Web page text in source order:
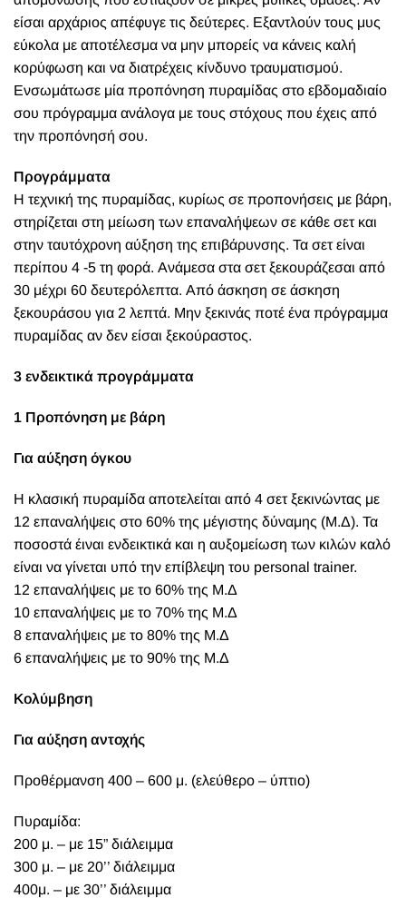
είσαι αρχάριος απέφυγε τις δεύτερες. Εξαντλούν τους μυς
εύκολα με αποτέλεσμα να μην μπορείς να κάνεις καλή
κορύφωση και να διατρέχεις κίνδυνο τραυματισμού.
Ενσωμάτωσε μία προπόνηση πυραμίδας στο εβδομαδιαίο
σου πρόγραμμα ανάλογα με τους στόχους που έχεις από
την προπόνησή σου.
Προγράμματα
Η τεχνική της πυραμίδας, κυρίως σε προπονήσεις με βάρη,
στηρίζεται στη μείωση των επαναλήψεων σε κάθε σετ και
στην ταυτόχρονη αύξηση της επιβάρυνσης. Τα σετ είναι
περίπου 4 -5 τη φορά. Ανάμεσα στα σετ ξεκουράζεσαι από
30 μέχρι 60 δευτερόλεπτα. Από άσκηση σε άσκηση
ξεκουράσου για 2 λεπτά. Μην ξεκινάς ποτέ ένα πρόγραμμα
πυραμίδας αν δεν είσαι ξεκούραστος.
3 ενδεικτικά προγράμματα
1 Προπόνηση με βάρη
Για αύξηση όγκου
Η κλασική πυραμίδα αποτελείται από 4 σετ ξεκινώντας με
12 επαναλήψεις στο 60% της μέγιστης δύναμης (Μ.Δ). Τα
ποσοστά έιναι ενδεικτικά και η αυξομείωση των κιλών καλό
είναι να γίνεται υπό την επίβλεψη του personal trainer.
12 επαναλήψεις με το 60% της Μ.Δ
10 επαναλήψεις με το 70% της Μ.Δ
8 επαναλήψεις με το 80% της Μ.Δ
6 επαναλήψεις με το 90% της Μ.Δ
Κολύμβηση
Για αύξηση αντοχής
Προθέρμανση 400 – 600 μ. (ελεύθερο – ύπτιο)
Πυραμίδα:
200 μ. – με 15” διάλειμμα
300 μ. – με 20’’ διάλειμμα
400μ. – με 30’’ διάλειμμα